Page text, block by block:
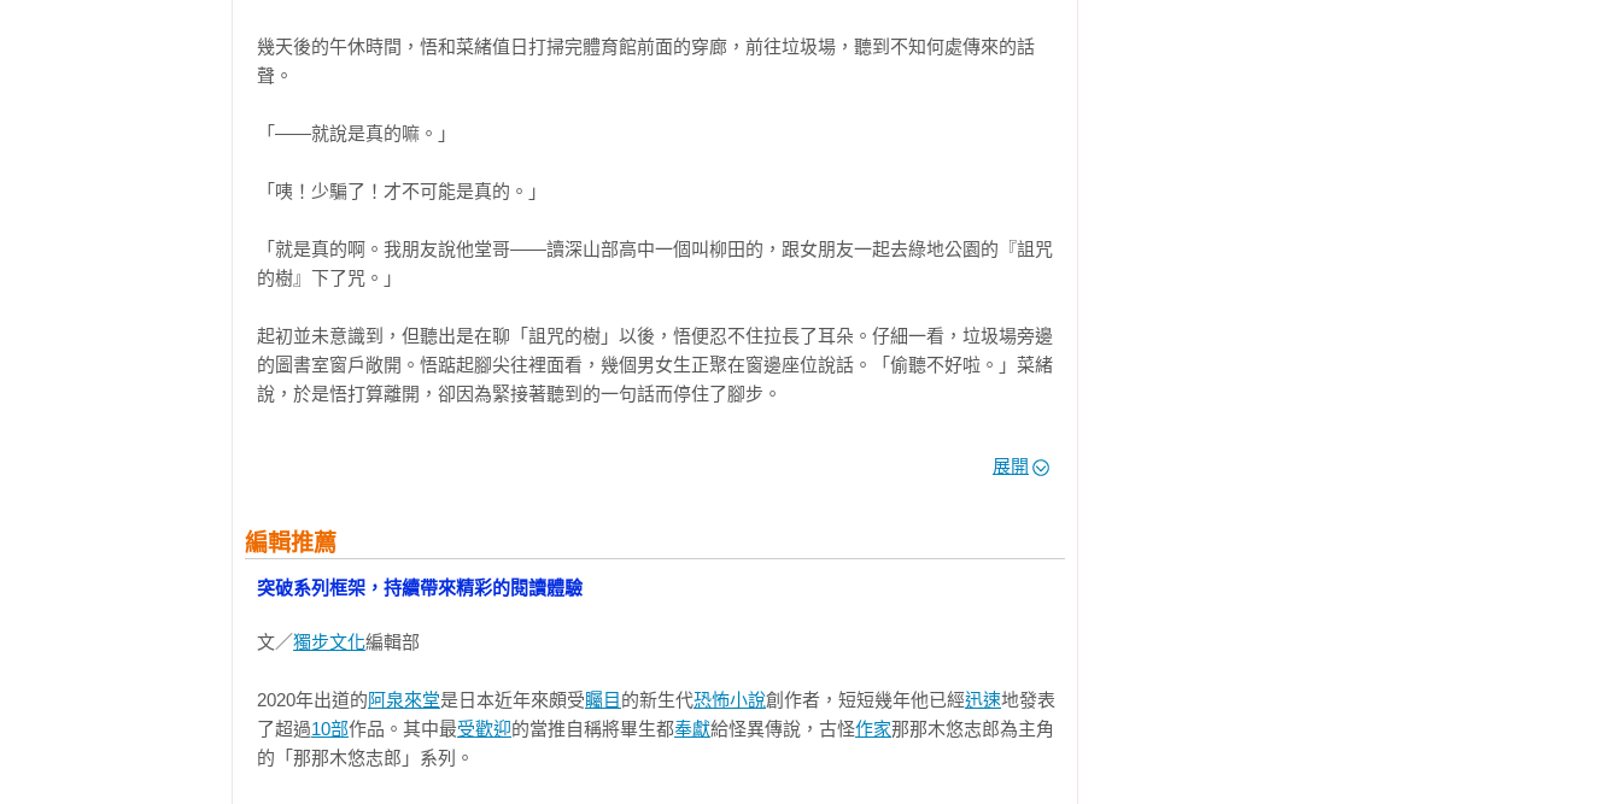
‧是目前系列中我覺得最精彩的一作，迫不及待想讀到下一集！
‧關於逐漸逼近的怪異，無處可逃的恐懼的描寫，實在非常精彩。
幾天後的午休時間，悟和菜緒值日打掃完體育館前面的穿廊，前往垃圾場，聽到不知何處傳來的話
聲。
「——就說是真的嘛。」
「咦！少騙了！才不可能是真的。」
「就是真的啊。我朋友說他堂哥——讀深山部高中一個叫柳田的，跟女朋友一起去綠地公園的『詛咒
的樹』下了咒。」
起初並未意識到，但聽出是在聊「詛咒的樹」以後，悟便忍不住拉長了耳朵。仔細一看，垃圾場旁邊
的圖書室窗戶敞開。悟踮起腳尖往裡面看，幾個男女生正聚在窗邊座位說話。「偷聽不好啦。」菜緒
說，於是悟打算離開，卻因為緊接著聽到的一句話而停住了腳步。
都安靜無聲地專注聽他說話，因此窗外也能聽到他的話聲。
辦法跟他交談，整個人瘋掉了說。」
「怎麼會？是撞到頭了嗎？」
「不是，聽說是詛咒的關係。在『詛咒的樹』底下，埋進想要詛咒的人和自己的合照，唸三次咒文
『ISAKOOIZUMERA』下咒。然後就會有女鬼找上照片裡的人。聽說那個女鬼的臉超級可怕，只要看
上一眼，就一輩子忘不了。」
展開
編輯推薦
突破系列框架，持續帶來精彩的閱讀體驗
文／獨步文化編輯部
2020年出道的阿泉來堂是日本近年來頗受矚目 的新生代恐怖小說創作者，短短幾年他已經迅速地發表
了超過10部作品。其中最受歡迎的當推自稱將畢生都奉獻給怪異傳說，古怪作家那那木悠志郎為主角
的「那那木悠志郎」系列。